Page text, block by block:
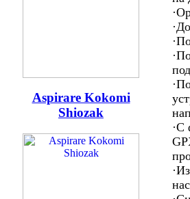
Aspirare Kokomi
Shiozak
·С